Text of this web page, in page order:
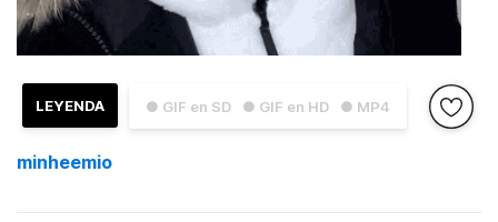
● GIF en SD ● GIF en HD ● MP4
LEYENDA
minheemio